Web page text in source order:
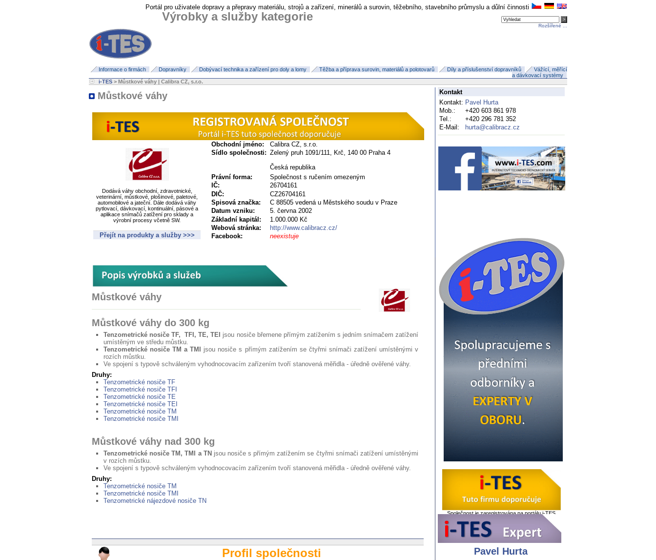
Portál pro uživatele dopravy a přepravy materiálu, strojů a zařízení, minerálů a surovin, těžebního, stavebního průmyslu a důlní činnosti
Rozšířené ...
Výrobky a služby kategorie
Informace o firmách Dopravníky Dobývací technika a zařízení pro doly a lomy Těžba a příprava surovin, materiálů a polotovarů Díly a příslušenství dopravníků
Vážící, měřící
a dávkovací systémy
i-TES > Můstkové váhy | Calibra CZ, s.r.o.
Kontakt
Kontakt: Pavel Hurta
Mob.:
+420 603 861 978
Tel.:
+420 296 781 352
E-Mail:
hurta@calibracz.cz
Společnost je zaregistrována na portálu i-TES
Můstkové váhy
Dodává váhy obchodní, zdravotnické,
veterinární, můstkové, plošinové, paletové,
automobilové a jateční. Dále dodává váhy
pytlovací, dávkovací, kontinuální, pásové a
aplikace snímačů zatížení pro sklady a
výrobní procesy včetně SW.
Přejít na produkty a služby >>>
Obchodní jméno:
Calibra CZ, s.r.o.
Sídlo společnosti: Zelený pruh 1091/111, Krč, 140 00 Praha 4
Česká republika
Právní forma:
Společnost s ručením omezeným
IČ:
26704161
DIČ:
CZ26704161
Spisová značka:
C 88505 vedená u Městského soudu v Praze
Datum vzniku:
5. června 2002
Základní kapitál:
1.000.000 Kč
Webová stránka:
http://www.calibracz.cz/
Facebook:
neexistuje
Můstkové váhy
Můstkové váhy do 300 kg
Tenzometrické nosiče TF, TFI, TE, TEI jsou nosiče břemene přímým zatížením s jedním snímačem zatížení
umístěným ve středu můstku.
Tenzometrické nosiče TM a TMI
jsou nosiče s přímým zatížením se čtyřmi snímači zatížení umístěnými v
rozích můstku.
Ve spojení s typově schváleným vyhodnocovacím zařízením tvoří stanovená měřidla - úředně ověřené váhy.
Druhy:
Tenzometrické nosiče TF
Tenzometrické nosiče TFI
Tenzometrické nosiče TE
Tenzometrické nosiče TEI
Tenzometrické nosiče TM
Tenzometrické nosiče TMI
Můstkové váhy nad 300 kg
Tenzometrické nosiče TM, TMI a TN jsou nosiče s přímým zatížením se čtyřmi snímači zatížení umístěnými
v rozích můstku.
Ve spojení s typově schváleným vyhodnocovacím zařízením tvoří stanovená měřidla - úředně ověřené váhy.
Druhy:
Tenzometrické nosiče TM
Tenzometrické nosiče TMI
Tenzometrické nájezdové nosiče TN
Profil společnosti Pavel Hurta